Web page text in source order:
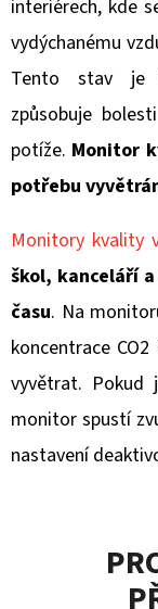
interiérech, kde
vydýchanému
Tento stav je
způsobuje
potíže. Monitor
potřebu
Monitory kvality
škol, kanceláří
času. Na
koncentrace
vyvětrat. Pokud
monitor spustí
nastavení
E
B
U
J
E
T
E
N
A
J
Í
T
?